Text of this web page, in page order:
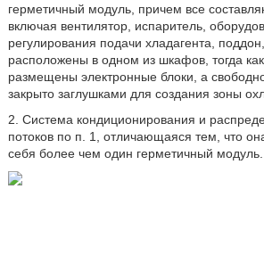
герметичный модуль, причем все
включая вентилятор, испаритель,
регулирования подачи хладагента,
расположены в одном из шкафов, тогда
размещены электронные блоки, а
закрыто заглушками для создания зоны
2. Система кондиционирования и
потоков по п. 1, отличающаяся тем, что
себя более чем один герметичный модуль.